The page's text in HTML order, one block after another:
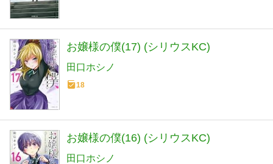
お嬢様の僕(17) (シリウスKC)
田口ホシノ
18
お嬢様の僕(16) (シリウスKC)
田口ホシノ